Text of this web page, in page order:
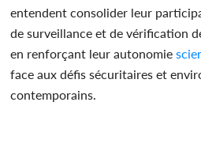
entendent consolider leur
de surveillance et de vérification
en renforçant leur autonomie
face aux défis sécuritaires et
contemporains.